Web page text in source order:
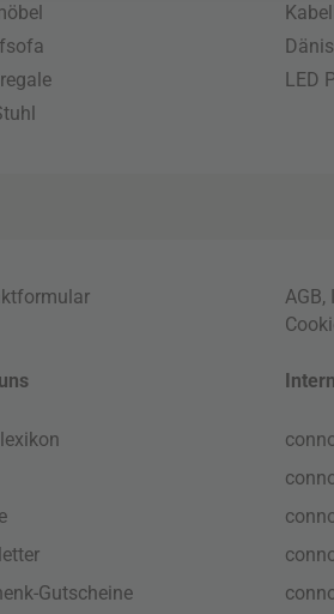
LED
AGB,
Gutscheine